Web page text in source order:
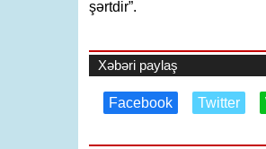
şərtdir”.
Xəbəri paylaş
Facebook Twitter